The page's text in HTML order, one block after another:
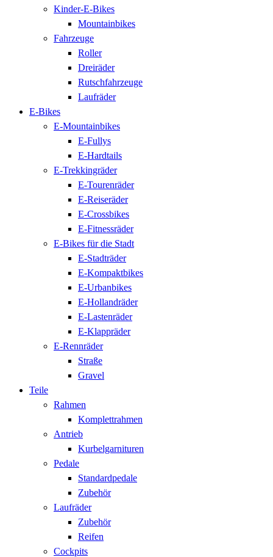
Kinder-E-Bikes
Mountainbikes
Fahrzeuge
Roller
Dreiräder
Rutschfahrzeuge
Laufräder
E-Bikes
E-Mountainbikes
E-Fullys
E-Hardtails
E-Trekkingräder
E-Tourenräder
E-Reiseräder
E-Crossbikes
E-Fitnessräder
E-Bikes für die Stadt
E-Stadträder
E-Kompaktbikes
E-Urbanbikes
E-Hollandräder
E-Lastenräder
E-Klappräder
E-Rennräder
Straße
Gravel
Teile
Rahmen
Komplettrahmen
Antrieb
Kurbelgarnituren
Pedale
Standardpedale
Zubehör
Laufräder
Zubehör
Reifen
Cockpits